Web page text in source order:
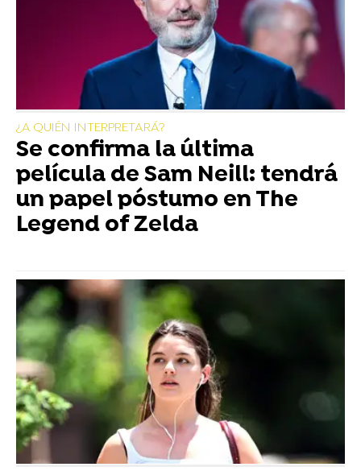
¿A QUIÉN INTERPRETARÁ?
Se confirma la última
película de Sam Neill: tendrá
un papel póstumo en The
Legend of Zelda